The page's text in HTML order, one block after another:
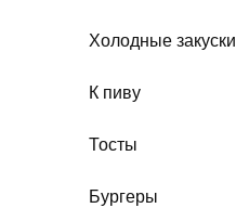
Холодные закуски
К пиву
Тосты
Бургеры